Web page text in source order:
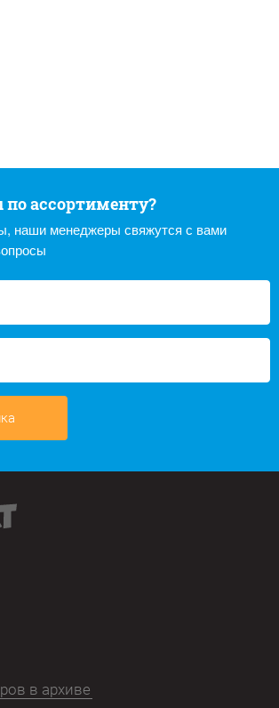
ассортименту?
наши менеджеры свяжутся с вами